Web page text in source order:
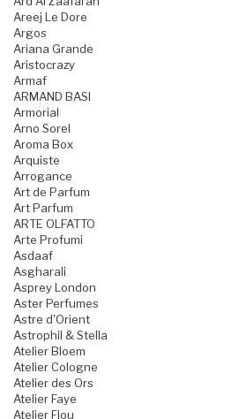
Areej Le Dore
Argos
Ariana Grande
Aristocrazy
Armaf
ARMAND BASI
Armorial
Arno Sorel
Aroma Box
Arquiste
Arrogance
Art de Parfum
Art Parfum
ARTE OLFATTO
Arte Profumi
Asdaaf
Asgharali
Asprey London
Aster Perfumes
Astre d'Orient
Astrophil & Stella
Atelier Bloem
Atelier Cologne
Atelier des Ors
Atelier Faye
Atelier Flou